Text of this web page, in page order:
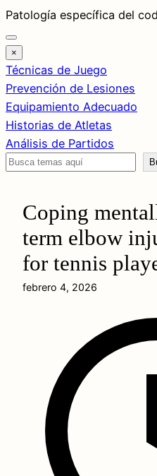
Saltar
al
contenido
Patología específica del
×
Técnicas de Juego
Prevención de Lesiones
Equipamiento Adecuado
Historias de Atletas
Análisis de Partidos
Buscar
Coping
term elbow
for tennis
febrero 4, 2026